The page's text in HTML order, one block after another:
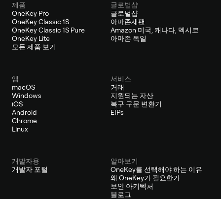
제품
OneKey Pro
OneKey Classic 1S
OneKey Classic 1S Pure
OneKey Lite
모든 제품 보기
글로벌샵
글로벌샵
아마존재팬
Amazon 미국, 캐나다, 멕시코
아마존 독일
앱
macOS
Windows
iOS
Android
Chrome
Linux
서비스
거래
지원되는 자산
복구 구문 변환기
EIPs
개발자용
개발자 포털
알아보기
OneKey를 선택해야 하는 이유
왜 OneKey가 필요한가
보안 아키텍처
블로그